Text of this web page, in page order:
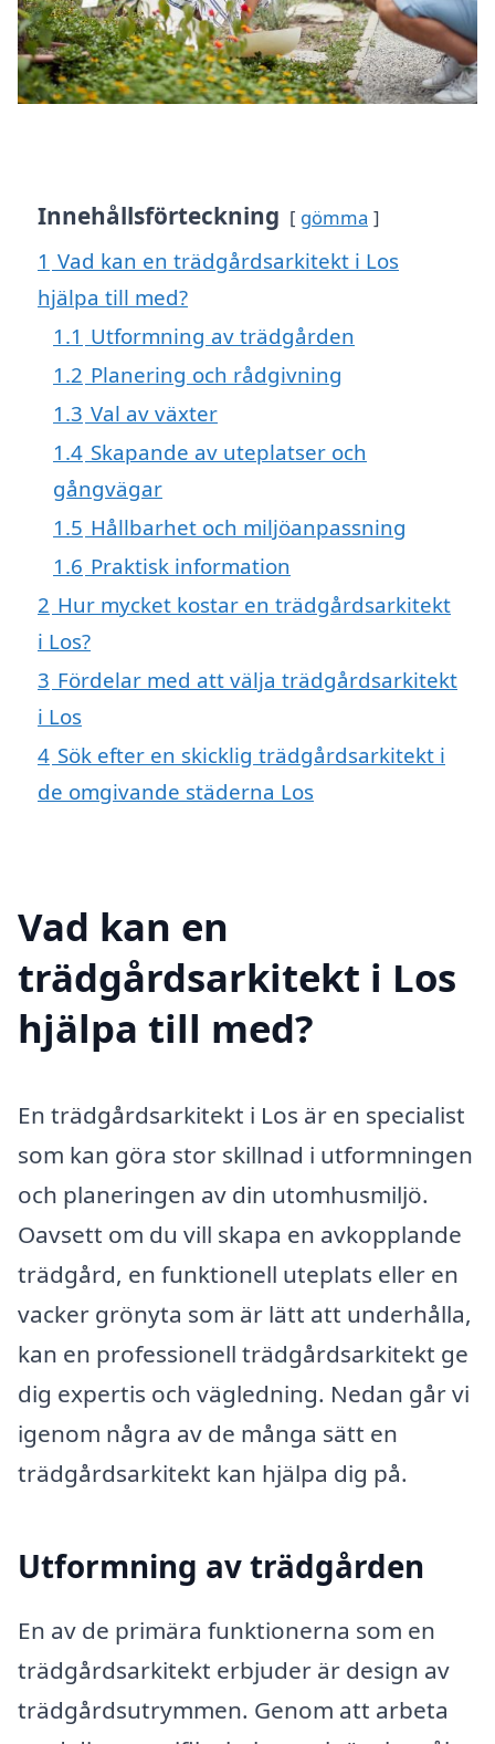
Innehållsförteckning gömma
1 Vad kan en trädgårdsarkitekt i Los
hjälpa till med?
1.1 Utformning av trädgården
1.2 Planering och rådgivning
1.3 Val av växter
1.4 Skapande av uteplatser och
gångvägar
1.5 Hållbarhet och miljöanpassning
1.6 Praktisk information
2 Hur mycket kostar en trädgårdsarkitekt
i Los?
3 Fördelar med att välja trädgårdsarkitekt
i Los
4 Sök efter en skicklig trädgårdsarkitekt i
de omgivande städerna Los
Vad kan en
trädgårdsarkitekt i Los
hjälpa till med?
En trädgårdsarkitekt i Los är en specialist
som kan göra stor skillnad i utformningen
och planeringen av din utomhusmiljö.
Oavsett om du vill skapa en avkopplande
trädgård, en funktionell uteplats eller en
vacker grönyta som är lätt att underhålla,
kan en professionell trädgårdsarkitekt ge
dig expertis och vägledning. Nedan går vi
igenom några av de många sätt en
trädgårdsarkitekt kan hjälpa dig på.
Utformning av trädgården
En av de primära funktionerna som en
trädgårdsarkitekt erbjuder är design av
trädgårdsutrymmen. Genom att arbeta